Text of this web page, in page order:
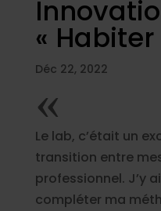
«
Déc 22, 2022
«
Le lab, c’était un
transition entre
professionnel. J’y
compléter ma